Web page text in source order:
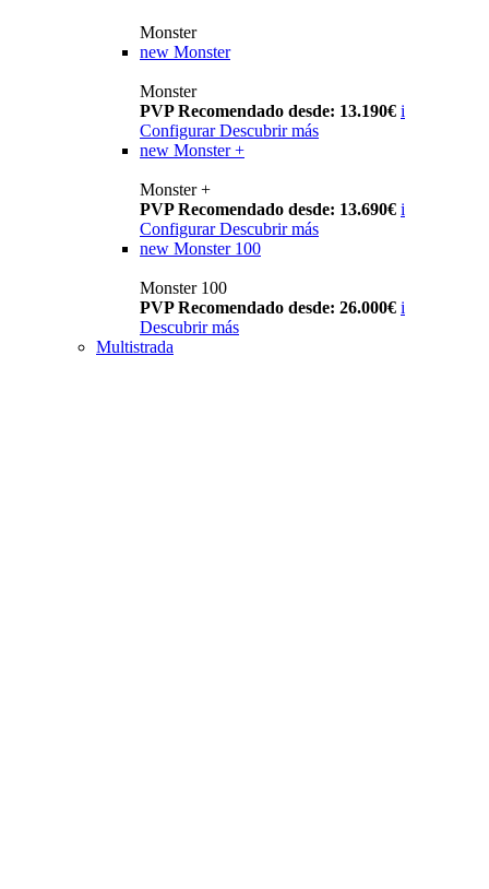
Monster
new Monster
Monster
PVP Recomendado desde: 13.190€ i
Configurar Descubrir más
new Monster +
Monster +
PVP Recomendado desde: 13.690€ i
Configurar Descubrir más
new Monster 100
Monster 100
PVP Recomendado desde: 26.000€ i
Descubrir más
Multistrada